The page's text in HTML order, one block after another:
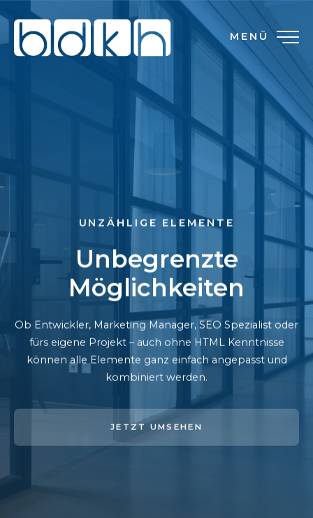
MENÜ
UNZÄHLIGE ELEMENTE
Unbegrenzte
Möglichkeiten
Ob Entwickler, Marketing Manager, SEO Spezialist oder
fürs eigene Projekt – auch ohne HTML Kenntnisse
können alle Elemente ganz einfach angepasst und
kombiniert werden.
JETZT UMSEHEN